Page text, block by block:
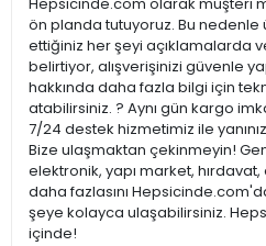
Hepsicinde.com olarak müşteri
ön planda tutuyoruz. Bu nedenle
ettiğiniz her şeyi açıklamalarda
belirtiyor, alışverişinizi güvenle
hakkında daha fazla bilgi için
atabilirsiniz. ? Aynı gün kargo
7/24 destek hizmetimiz ile
Bize ulaşmaktan çekinmeyin!
elektronik, yapı market,
daha fazlasını
şeye kolayca ulaşabilirsiniz.
içinde!